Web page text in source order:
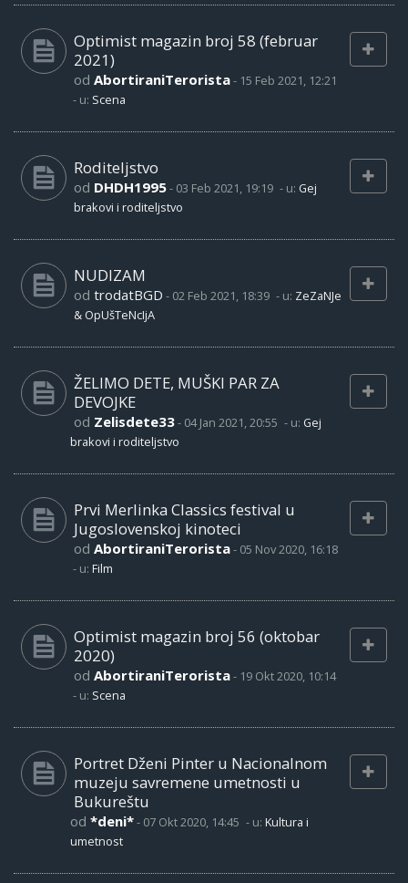
Optimist magazin broj 58 (februar
2021)
od AbortiraniTerorista- 15 Feb 2021, 12:21
- u: Scena
Roditeljstvo
od DHDH1995- 03 Feb 2021, 19:19 - u: Gej
brakovi i roditeljstvo
NUDIZAM
od trodatBGD - 02 Feb 2021, 18:39 - u: ZeZaNJe
& OpUšTeNcIjA
ŽELIMO DETE, MUŠKI PAR ZA
DEVOJKE
od Zelisdete33- 04 Jan 2021, 20:55 - u: Gej
brakovi i roditeljstvo
Prvi Merlinka Classics festival u
Jugoslovenskoj kinoteci
od AbortiraniTerorista- 05 Nov 2020, 16:18
- u: Film
Optimist magazin broj 56 (oktobar
2020)
od AbortiraniTerorista- 19 Okt 2020, 10:14
- u: Scena
Portret Dženi Pinter u Nacionalnom
muzeju savremene umetnosti u
Bukureštu
od *deni*- 07 Okt 2020, 14:45 - u: Kultura i
umetnost